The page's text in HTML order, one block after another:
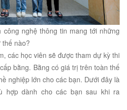
nghệ thông tin mang tới những
nào?
các học viên sẽ được tham dự kỳ thi
bằng. Bằng có giá trị trên toàn thế
nghiệp lớn cho các bạn. Dưới đây là
hợp dành cho các bạn sau khi ra